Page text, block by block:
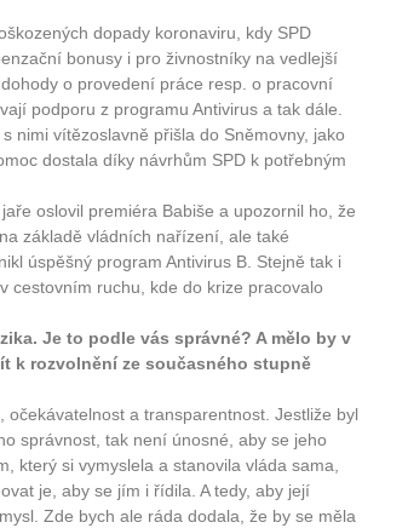
dopady koronaviru, kdy SPD
bonusy i pro živnostníky na vedlejší
o provedení práce resp. o pracovní
podporu z programu Antivirus a tak dále.
nimi vítězoslavně přišla do Sněmovny, jako
dostala díky návrhům SPD k potřebným
oslovil premiéra Babiše a upozornil ho, že
základě vládních nařízení, ale také
úspěšný program Antivirus B. Stejně tak i
cestovním ruchu, kde do krize pracovalo
Je to podle vás správné? A mělo by v
k rozvolnění ze současného stupně
a transparentnost. Jestliže byl
správnost, tak není únosné, aby se jeho
který si vymyslela a stanovila vláda sama,
je, aby se jím i řídila. A tedy, aby její
Zde bych ale ráda dodala, že by se měla